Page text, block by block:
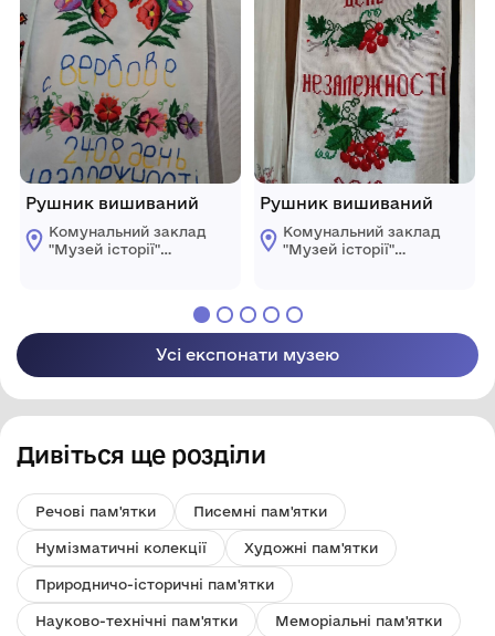
Рушник вишиваний
Комунальний заклад
"Музей історії"
Рушник вишиваний
Комунальний заклад
"Музей історії"
Усі експонати музею
Дивіться ще розділи
Речові пам'ятки Писемні пам'ятки
Нумізматичні колекції Художні пам'ятки
Природничо-історичні пам'ятки
Науково-технічні пам'ятки Меморіальні пам'ятки